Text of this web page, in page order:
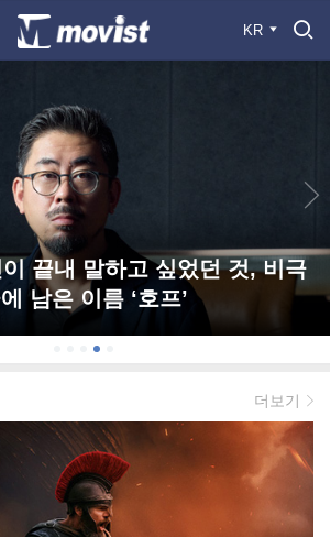
KR
끝내 말하고 싶었던 것, 비극
남은 이름 ‘호프’
더보기